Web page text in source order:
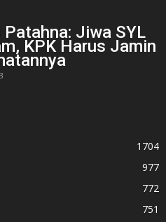
Jiwa SYL
KPK Harus Jamin
1704
977
772
751